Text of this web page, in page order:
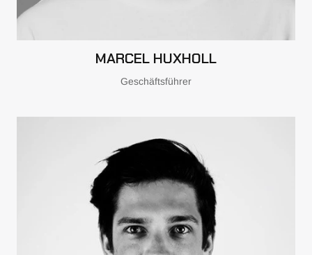
MARCEL HUXHOLL
Geschäftsführer